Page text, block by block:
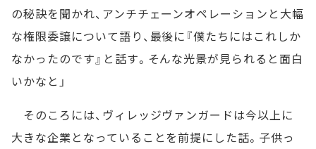
の秘訣を聞かれ、アンチチェーンオペレーションと大幅
な権限委譲について語り、最後に『僕たちにはこれしか
なかったのです』と話す。そんな光景が見られると面白
いかなと」
そのころには、ヴィレッジヴァンガードは今以上に
大きな企業となっていることを前提にした話。子供っ